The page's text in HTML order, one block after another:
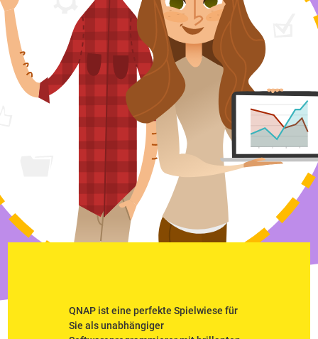
QNAP ist eine perfekte Spielwiese für
Sie als unabhängiger